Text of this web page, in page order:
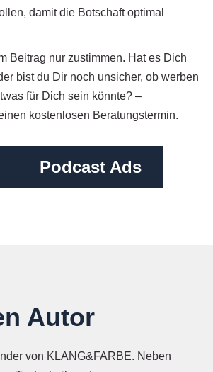
damit die Botschaft optimal
Beitrag nur zustimmen. Hat es Dich
bist du Dir noch unsicher, ob werben
für Dich sein könnte? –
kostenlosen Beratungstermin.
Podcast Ads
Autor
von KLANG&FARBE. Neben